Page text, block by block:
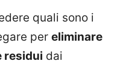
quali sono i
per eliminare
residui dai